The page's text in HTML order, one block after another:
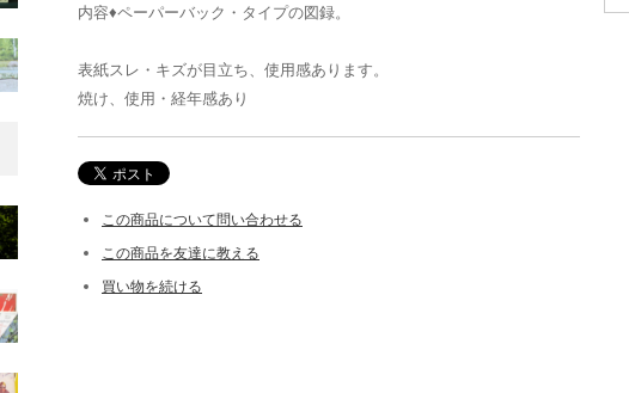
内容♦ペーパーバック・タイプの図録。
表紙スレ・キズが目立ち、使用感あります。
焼け、使用・経年感あり
この商品について問い合わせる
この商品を友達に教える
買い物を続ける